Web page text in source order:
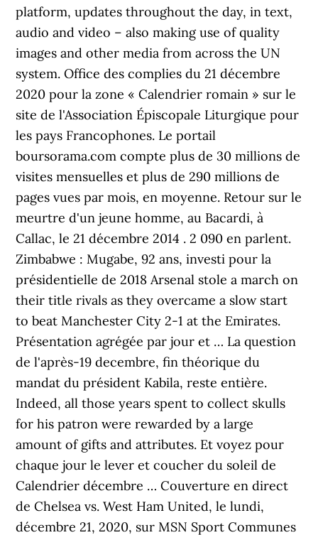
platform, updates throughout the day, in text,
audio and video – also making use of quality
images and other media from across the UN
system. Office des complies du 21 décembre
2020 pour la zone « Calendrier romain » sur le
site de l'Association Épiscopale Liturgique pour
les pays Francophones. Le portail
boursorama.com compte plus de 30 millions de
visites mensuelles et plus de 290 millions de
pages vues par mois, en moyenne. Retour sur le
meurtre d'un jeune homme, au Bacardi, à
Callac, le 21 décembre 2014 . 2 090 en parlent.
Zimbabwe : Mugabe, 92 ans, investi pour la
présidentielle de 2018 Arsenal stole a march on
their title rivals as they overcame a slow start
to beat Manchester City 2-1 at the Emirates.
Présentation agrégée par jour et … La question
de l'après-19 decembre, fin théorique du
mandat du président Kabila, reste entière.
Indeed, all those years spent to collect skulls
for his patron were rewarded by a large
amount of gifts and attributes. Et voyez pour
chaque jour le lever et coucher du soleil de
Calendrier décembre … Couverture en direct
de Chelsea vs. West Ham United, le lundi,
décembre 21, 2020, sur MSN Sport Communes